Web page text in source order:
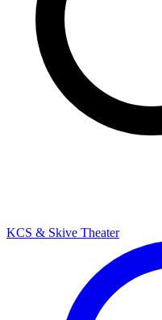
KCS & Skive Theater